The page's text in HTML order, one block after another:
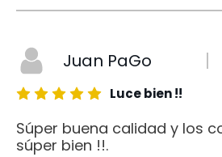
Juan PaGo
Luce bien !!
Súper buena calidad y los
súper bien !!.